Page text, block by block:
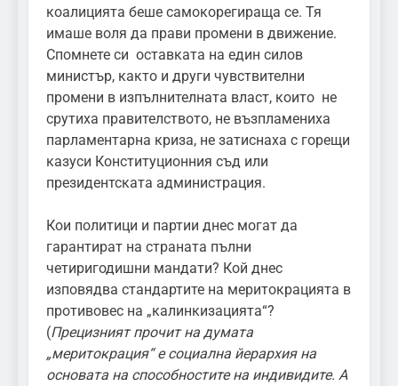
коалицията беше самокорегираща се. Тя
имаше воля да прави промени в движение.
Спомнете си оставката на един силов
министър, както и други чувствителни
промени в изпълнителната власт, които не
срутиха правителството, не възпламениха
парламентарна криза, не затиснаха с горещи
казуси Конституционния съд или
президентската администрация.
Кои политици и партии днес могат да
гарантират на страната пълни
четиригодишни мандати? Кой днес
изповядва стандартите на меритокрацията в
противовес на „калинкизацията“?
(Прецизният прочит на думата
„меритокрация“ е социална йерархия на
основата на способностите на индивидите. А